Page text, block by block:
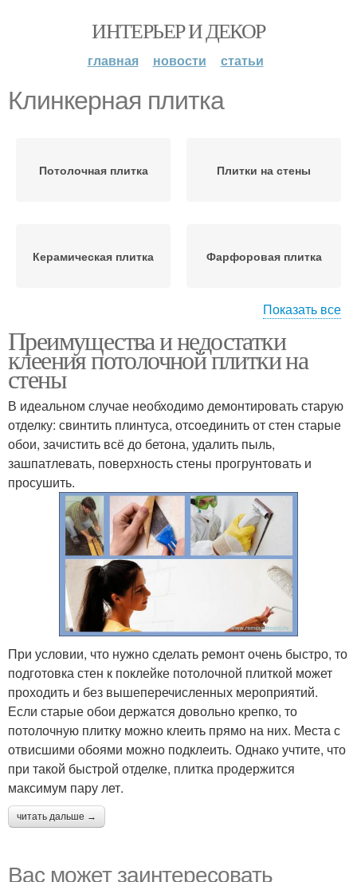
ИНТЕРЬЕР И ДЕКОР
главная новости статьи
Клинкерная плитка
Потолочная плитка Плитки на стены
Керамическая плитка Фарфоровая плитка
Зеркальная плитка Плитка для стен
Плитки для клеивания Плитки на стену
Показать все
Преимущества и недостатки
клеения потолочной плитки на
стены
В идеальном случае необходимо демонтировать старую
отделку: свинтить плинтуса, отсоединить от стен старые
обои, зачистить всё до бетона, удалить пыль,
зашпатлевать, поверхность стены прогрунтовать и
просушить.
При условии, что нужно сделать ремонт очень быстро, то
подготовка стен к поклейке потолочной плиткой может
проходить и без вышеперечисленных мероприятий.
Если старые обои держатся довольно крепко, то
потолочную плитку можно клеить прямо на них. Места с
отвисшими обоями можно подклеить. Однако учтите, что
при такой быстрой отделке, плитка продержится
максимум пару лет.
читать дальше →
Вас может заинтересовать